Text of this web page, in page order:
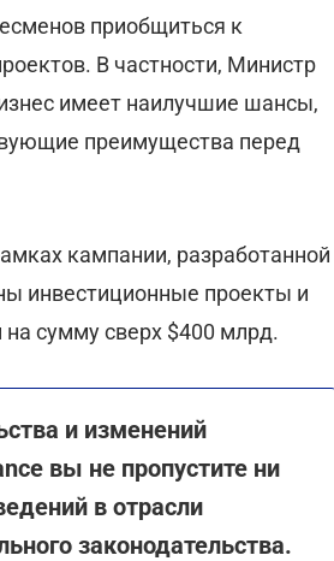
приобщиться к
В частности, Министр
имеет наилучшие шансы,
преимущества перед
кампании, разработанной
инвестиционные проекты и
сумму сверх $400 млрд.
и изменений
вы не пропустите ни
в отрасли
законодательства.